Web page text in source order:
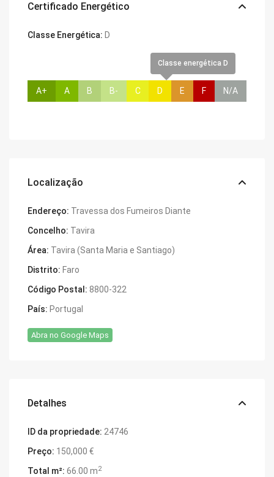
Certificado Energético
Classe Energética: D
A+ A B B- C
Classe energética D
D E F N/A
Localização
Endereço: Travessa dos Fumeiros Diante
Concelho: Tavira
Área: Tavira (Santa Maria e Santiago)
Distrito: Faro
Código Postal: 8800-322
País: Portugal
Abra no Google Maps
Detalhes
ID da propriedade: 24746
Preço: 150,000 €
Total m²: 66.00 m2